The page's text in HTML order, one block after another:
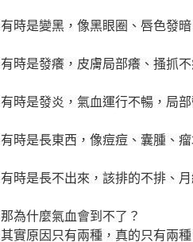
有時是變黑，像黑眼圈、唇色發
有時是發癢，皮膚局部癢、搔抓
有時是發炎，氣血運行不暢，局
有時是長東西，像痘痘、囊腫、
有時是長不出來，該排的不排、
那為什麼氣血會到不了？
其實原因只有兩種，真的只有兩種